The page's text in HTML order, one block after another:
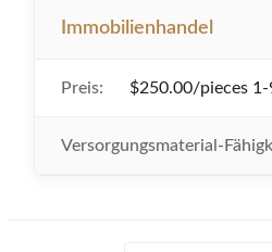
Immobilienhandel
Preis: $250.00/pieces 1-
Versorgungsmaterial-